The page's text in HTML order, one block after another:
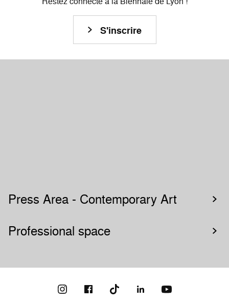
S'inscrire
Press Area - Contemporary Art
Professional space